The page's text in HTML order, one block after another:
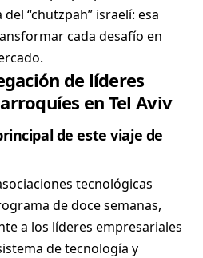
“chutzpah” israelí: esa
cada desafío en
de líderes
en Tel Aviv
de este viaje de
tecnológicas
de doce semanas,
a los líderes empresariales
de tecnología y